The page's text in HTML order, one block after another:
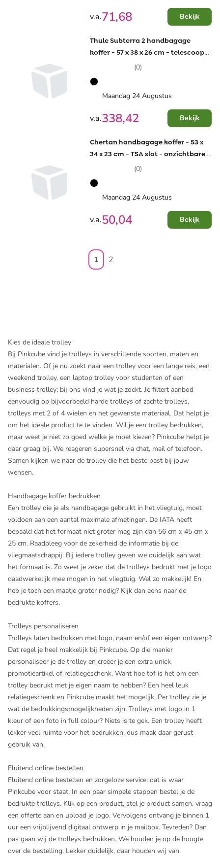
v.a.71,68 Bekijk
Thule Subterra 2 handbagage
koffer - 57 x 38 x 26 cm - telescoop
(0)
Maandag 24 Augustus
v.a.338,42 Bekijk
Chertan handbagage koffer - 53 x
34 x 23 cm - TSA slot - onzichtbare
(0)
Maandag 24 Augustus
v.a.50,04 Bekijk
1 2
Kies de ideale trolley
Bij Pinkcube vind je trolleys in verschillende soorten, maten en
materialen. Of je nu zoekt naar een trolley voor een lange reis, een
weekend trolley, een laptop trolley voor studenten of een
business trolley: bij ons vind je wat je zoekt. Je filtert aanbod
eenvoudig op bijvoorbeeld harde trolleys of zachte trolleys,
trolleys met 2 of 4 wielen en het gewenste materiaal. Dat helpt je
om het ideale product te te vinden. Wil je een trolley bedrukken,
maar weet je niet zo goed welke je moet kiezen? Pinkcube helpt je
daar graag bij. We reageren supersnel via chat, mail of telefoon.
Samen kijken we naar de trolley die het beste past bij jouw
wensen.
Handbagage koffer bedrukken
Een trolley die je als handbagage gebruikt in het vliegtuig, moet
voldoen aan een aantal maximale afmetingen. De IATA heeft
bepaald dat het formaat niet groter mag zijn dan 56 cm x 45 cm x
25 cm. Raadpleeg voor de zekerheid de informatie bij de
vliegmaatschappij. Bij iedere trolley geven we duidelijk aan wat
het formaat is. Zo weet je zeker dat de trolleys bedrukt met je logo
daadwerkelijk mee mogen in het vliegtuig. Wel zo makkelijk! En
heb je toch een maatje groter nodig? Kijk dan eens naar de ​
bedrukte koffers.
Trolleys personaliseren
Trolleys laten bedrukken met logo, naam en/of een eigen ontwerp?
Dat regel je heel makkelijk bij Pinkcube. Op die manier
personaliseer je de trolley en creëer je een extra uniek
promotieartikel of relatiegeschenk. Want hoe tof is het om een
trolley bedrukt met je eigen naam te hebben? Een heel leuk
relatiegeschenk en Pinkcube maakt het mogelijk. Per trolley zie je
wat de bedrukkingsmogelijkheden zijn. Trolleys met logo in 1
kleur of een foto in full colour? Niets is te gek. Een trolley heeft
lekker veel ruimte voor het bedrukken, dus maak daar gerust
gebruik van.
Fluitend online bestellen
Fluitend online bestellen en zorgeloze service: dat is waar
Pinkcube voor staat. In een paar simpele stappen bestel je de
bedrukte trolleys. Klik op een product, stel je product samen, vraag
een offerte aan en upload je logo. Vervolgens ontvang je binnen 1
uur een vrijblijvend digitaal ontwerp in je mailbox. Tevreden? Dan
pas gaan wij de trolleys bedrukken. We houden je op de hoogte
over de bestelling. Lekker duidelijk, daar houden wij van.